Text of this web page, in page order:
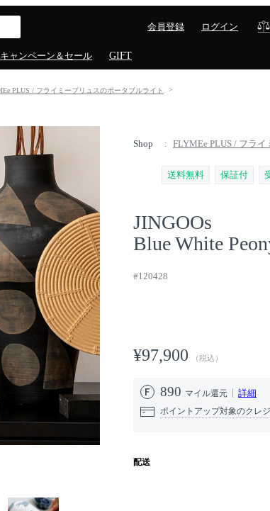
会員登録 ログイン
キャンペーン＆セール GIFT
PLUS / フライミープリュスのポータブルライト
Shop FLYMEe PLUS / フライ
送料無料 保証付
JINGOOs
Blue White
#120428
¥97,900 （税込）
890 マイル還元 詳細
ポイントアップ対象のクレ
配送